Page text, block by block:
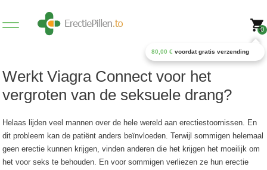
0
80,00 € voordat gratis verzending
Werkt Viagra Connect voor het
vergroten van de seksuele drang?
Helaas lijden veel mannen over de hele wereld aan erectiestoornissen. En
dit probleem kan de patiënt anders beïnvloeden. Terwijl sommigen helemaal
geen erectie kunnen krijgen, vinden anderen die het krijgen het moeilijk om
het voor seks te behouden. En voor sommigen verliezen ze hun erectie